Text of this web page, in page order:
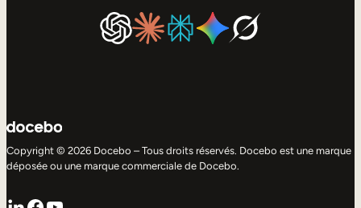
Copyright © 2026 Docebo – Tous droits réservés. Docebo est une marque
déposée ou une marque commerciale de Docebo.
LinkedIn